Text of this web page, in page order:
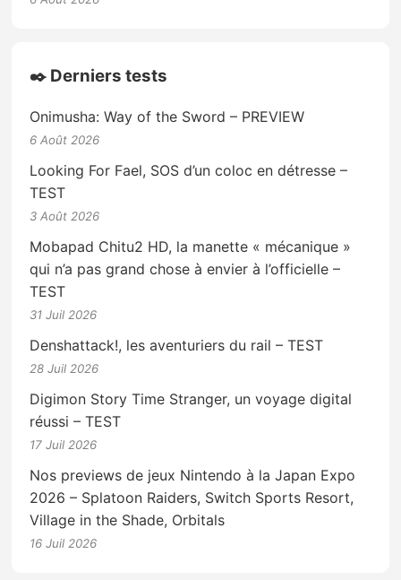
✒️ Derniers tests
Onimusha: Way of the Sword – PREVIEW
6 Août 2026
Looking For Fael, SOS d’un coloc en détresse –
TEST
3 Août 2026
Mobapad Chitu2 HD, la manette « mécanique »
qui n’a pas grand chose à envier à l’officielle –
TEST
31 Juil 2026
Denshattack!, les aventuriers du rail – TEST
28 Juil 2026
Digimon Story Time Stranger, un voyage digital
réussi – TEST
17 Juil 2026
Nos previews de jeux Nintendo à la Japan Expo
2026 – Splatoon Raiders, Switch Sports Resort,
Village in the Shade, Orbitals
16 Juil 2026